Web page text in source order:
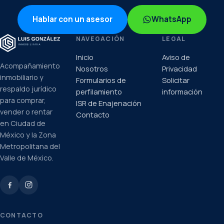
Hablar con un asesor WhatsApp
Acompañamiento
inmobiliario y
respaldo jurídico
para comprar,
vender o rentar
en Ciudad de
México y la Zona
Metropolitana del
Valle de México.
NAVEGACIÓN
Inicio
Nosotros
Formularios de
perfilamiento
ISR de Enajenación
Contacto
LEGAL
Aviso de
Privacidad
Solicitar
información
CONTACTO